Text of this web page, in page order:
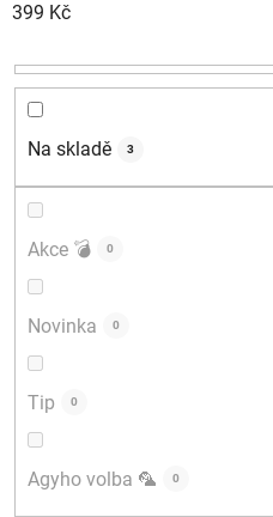
r
d
399 Kč
Na skladě 3
Akce 💣 0
Novinka 0
Tip 0
Agyho volba 🦜 0